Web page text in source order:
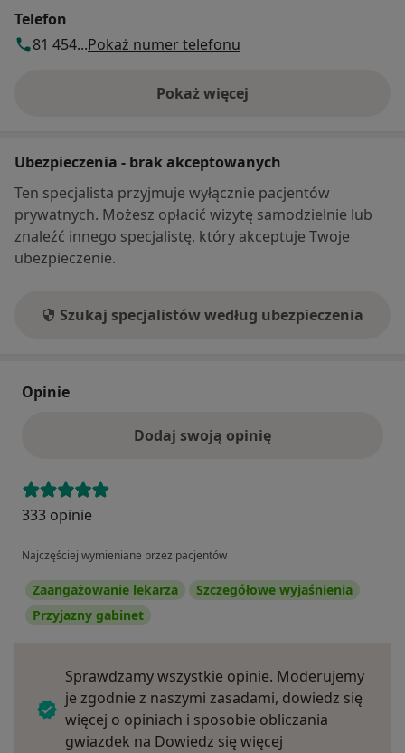
Telefon
81 454...Pokaż numer telefonu
Pokaż więcej
o adresie
Ubezpieczenia - brak akceptowanych
Ten specjalista przyjmuje wyłącznie pacjentów
prywatnych. Możesz opłacić wizytę samodzielnie lub
znaleźć innego specjalistę, który akceptuje Twoje
ubezpieczenie.
Szukaj specjalistów według ubezpieczenia
Opinie
Dodaj swoją opinię
333 opinie
Najczęściej wymieniane przez pacjentów
Zaangażowanie lekarza
Szczegółowe wyjaśnienia
Przyjazny gabinet
Sprawdzamy wszystkie opinie. Moderujemy
je zgodnie z naszymi zasadami, dowiedz się
więcej o opiniach i sposobie obliczania
gwiazdek na Dowiedz się więcej